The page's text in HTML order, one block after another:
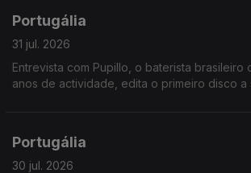
Portugália
31 jul. 2026
Entrevista com Pupillo, o baterista brasileiro
anos de actividade, edita o primeiro disco a
Portugália
30 jul. 2026